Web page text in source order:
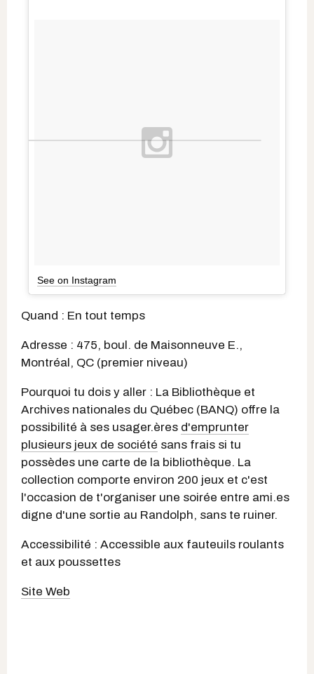
See on Instagram
Quand : En tout temps
Adresse : 475, boul. de Maisonneuve E.,
Montréal, QC (premier niveau)
Pourquoi tu dois y aller : La Bibliothèque et
Archives nationales du Québec (BANQ) offre la
possibilité à ses usager.ères d'emprunter
plusieurs jeux de société sans frais si tu
possèdes une carte de la bibliothèque. La
collection comporte environ 200 jeux et c'est
l'occasion de t'organiser une soirée entre ami.es
digne d'une sortie au Randolph, sans te ruiner.
Accessibilité : Accessible aux fauteuils roulants
et aux poussettes
Site Web